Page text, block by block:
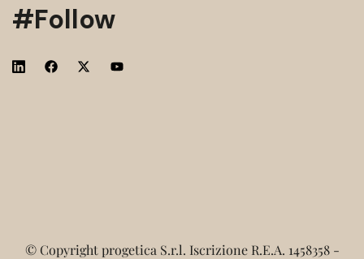
#Follow
© Copyright progetica S.r.l. Iscrizione R.E.A. 1458358 -